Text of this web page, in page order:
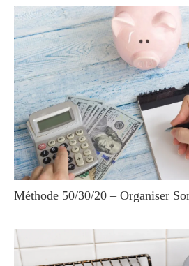
Méthode 50/30/20 – Organiser